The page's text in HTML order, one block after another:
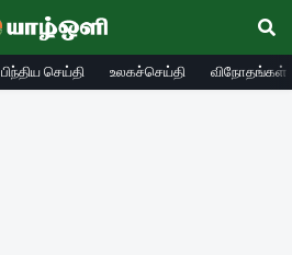
பிந்திய செய்தி உலகச்செய்தி விநோதங்கள்